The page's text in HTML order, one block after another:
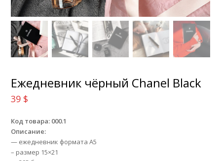
Ежедневник чёрный Chanel Black
39 $
Код товара: 000.1
Описание:
— ежедневник формата А5
– размер 15×21